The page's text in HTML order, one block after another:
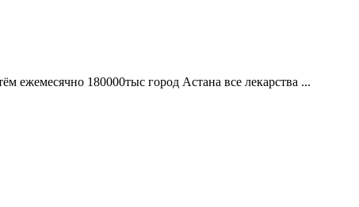
ежемесячно 180000тыс город Астана все лекарства ...